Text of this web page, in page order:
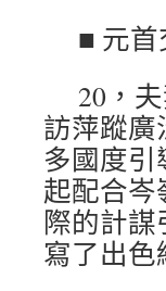
■ 元首
20，
訪萍蹤
多國度引
起配合
際的計
寫了出色